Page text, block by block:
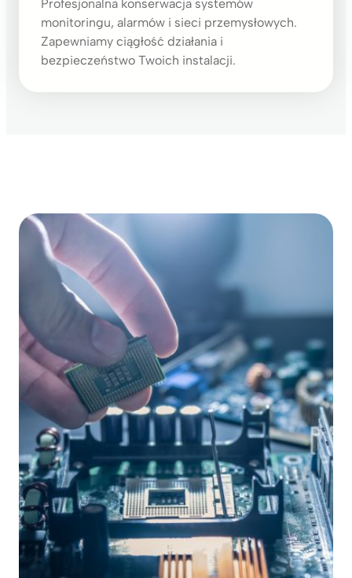
Profesjonalna konserwacja systemów
monitoringu, alarmów i sieci przemysłowych.
Zapewniamy ciągłość działania i
bezpieczeństwo Twoich instalacji.